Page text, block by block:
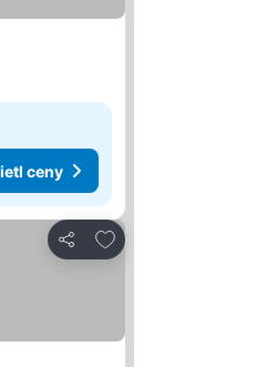
ceny
Udostępnij
Dodaj do ulubionych